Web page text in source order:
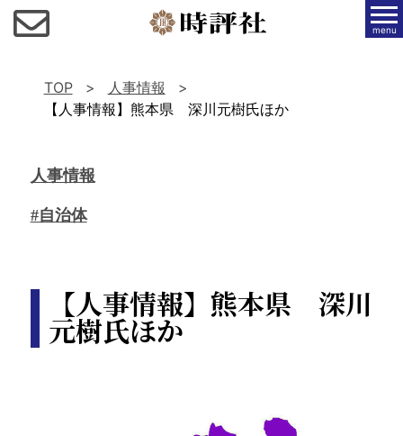
menu
TOP
人事情報
【人事情報】熊本県 深川元樹氏ほか
人事情報
#自治体
【人事情報】熊本県 深川
元樹氏ほか